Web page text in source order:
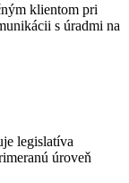
klientom pri
s úradmi na
legislatíva
úroveň